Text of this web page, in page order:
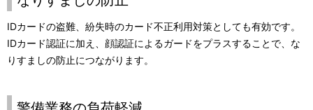
IDカードの盗難、紛失時のカード不正利用対策としても有効です。
IDカード認証に加え、顔認証によるガードをプラスすることで、な
りすましの防止につながります。